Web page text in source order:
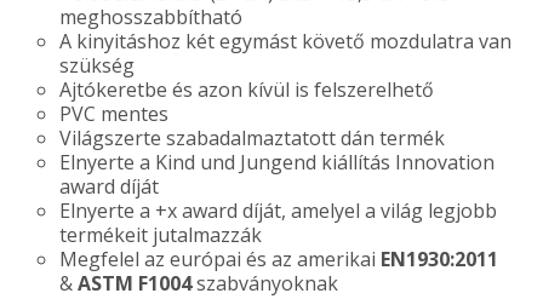
meghosszabbítható
A kinyitáshoz két egymást követő mozdulatra van
szükség
Ajtókeretbe és azon kívül is felszerelhető
PVC mentes
Világszerte szabadalmaztatott dán termék
Elnyerte a Kind und Jungend kiállítás Innovation
award díját
Elnyerte a +x award díját, amelyel a világ legjobb
termékeit jutalmazzák
Megfelel az európai és az amerikai EN1930:2011
&ASTM F1004szabványoknak